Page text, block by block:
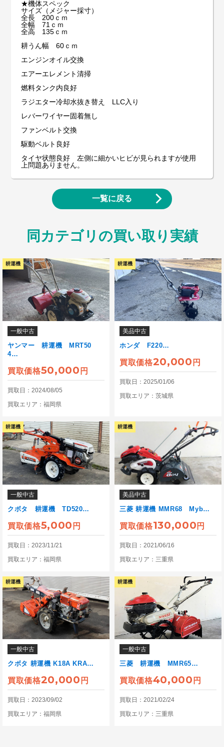
★機体スペック
サイズ（メジャー採寸）
全長 200ｃｍ
全幅 71ｃｍ
全高 135ｃｍ
耕うん幅 60ｃｍ
エンジンオイル交換
エアーエレメント清掃
燃料タンク内良好
ラジエター冷却水抜き替え LLC入り
レバーワイヤー固着無し
ファンベルト交換
駆動ベルト良好
タイヤ状態良好 左側に細かいヒビが見られますが使用
上問題ありません。
一覧に戻る
同カテゴリの買い取り実績
耕運機
一般中古
ヤンマー 耕運機 MRT50
4…
買取価格50,000 円
買取日：2024/08/05
買取エリア：福岡県
耕運機
美品中古
ホンダ F220…
買取価格20,000 円
買取日：2025/01/06
買取エリア：茨城県
耕運機
一般中古
クボタ 耕運機 TD520…
買取価格5,000 円
買取日：2023/11/21
買取エリア：福岡県
耕運機
美品中古
三菱 耕運機 MMR68 Myb…
買取価格130,000 円
買取日：2021/06/16
買取エリア：三重県
耕運機
一般中古
クボタ 耕運機 K18A KRA…
買取価格20,000 円
買取日：2023/09/02
買取エリア：福岡県
耕運機
一般中古
三菱 耕運機 MMR65…
買取価格40,000 円
買取日：2021/02/24
買取エリア：三重県